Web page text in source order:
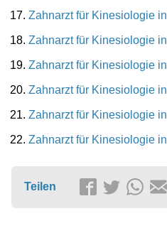
Zahnarzt für Kinesiologie in
Zahnarzt für Kinesiologie in
Zahnarzt für Kinesiologie in
Zahnarzt für Kinesiologie in
Zahnarzt für Kinesiologie in
Zahnarzt für Kinesiologie in
Teilen